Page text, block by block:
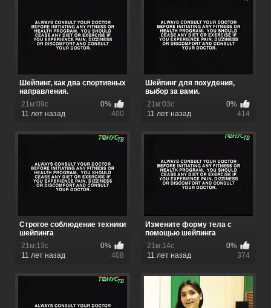
Шейпинг, как два спортивных
направления.
21м:09с
0%
11 лет назад
400
Шейпинг для похудения,
выбор за вами.
21м:03с
0%
11 лет назад
414
Строгое соблюдение техники
шейпинга
21м:13с
0%
11 лет назад
408
Измените форму тела с
помощью шейпинга
21м:14с
0%
11 лет назад
374